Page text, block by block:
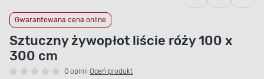
Gwarantowana cena online
Sztuczny żywopłot liście róży 100 x
300 cm
0 opinii Oceń produkt